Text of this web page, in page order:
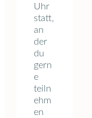
Uhr
statt,
an
der
du
gern
e
teiln
ehm
en